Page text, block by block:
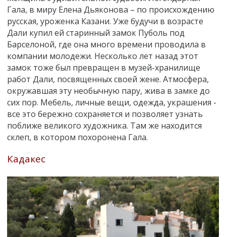
Гала, в миру Елена Дьяконова – по происхождению
русская, уроженка Казани. Уже будучи в возрасте
Дали купил ей старинный замок Пуболь под
Барселоной, где она много времени проводила в
компании молодежи. Несколько лет назад этот
замок тоже был превращен в музей-хранилище
работ Дали, посвященных своей жене. Атмосфера,
окружавшая эту необычную пару, жива в замке до
сих пор. Мебель, личные вещи, одежда, украшения -
все это бережно сохраняется и позволяет узнать
поближе великого художника. Там же находится
склеп, в котором похоронена Гала.
Кадакес